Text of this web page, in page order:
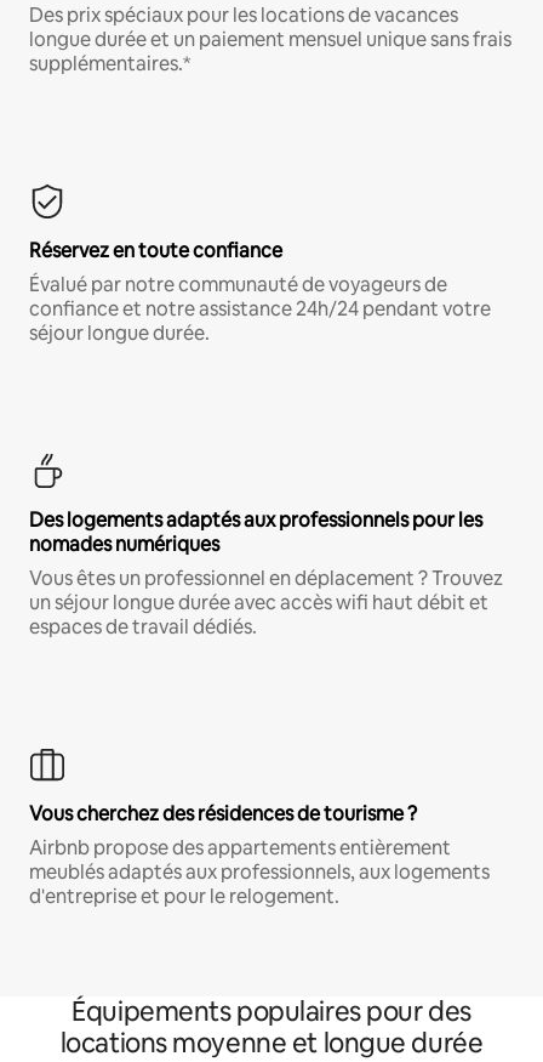
Des prix spéciaux pour les locations de vacances
longue durée et un paiement mensuel unique sans frais
supplémentaires.*
Réservez en toute confiance
Évalué par notre communauté de voyageurs de
confiance et notre assistance 24h/24 pendant votre
séjour longue durée.
Des logements adaptés aux professionnels pour les
nomades numériques
Vous êtes un professionnel en déplacement ? Trouvez
un séjour longue durée avec accès wifi haut débit et
espaces de travail dédiés.
Vous cherchez des résidences de tourisme ?
Airbnb propose des appartements entièrement
meublés adaptés aux professionnels, aux logements
d'entreprise et pour le relogement.
Équipements populaires pour des
locations moyenne et longue durée